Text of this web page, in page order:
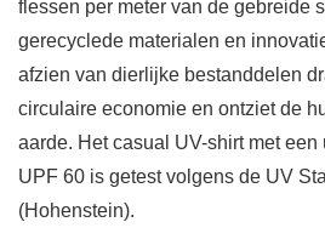
flessen per meter van de gebreide
gerecyclede materialen en
afzien van dierlijke bestanddelen
circulaire economie en ontziet de
aarde. Het casual UV-shirt met
UPF 60 is getest volgens de UV
(Hohenstein).